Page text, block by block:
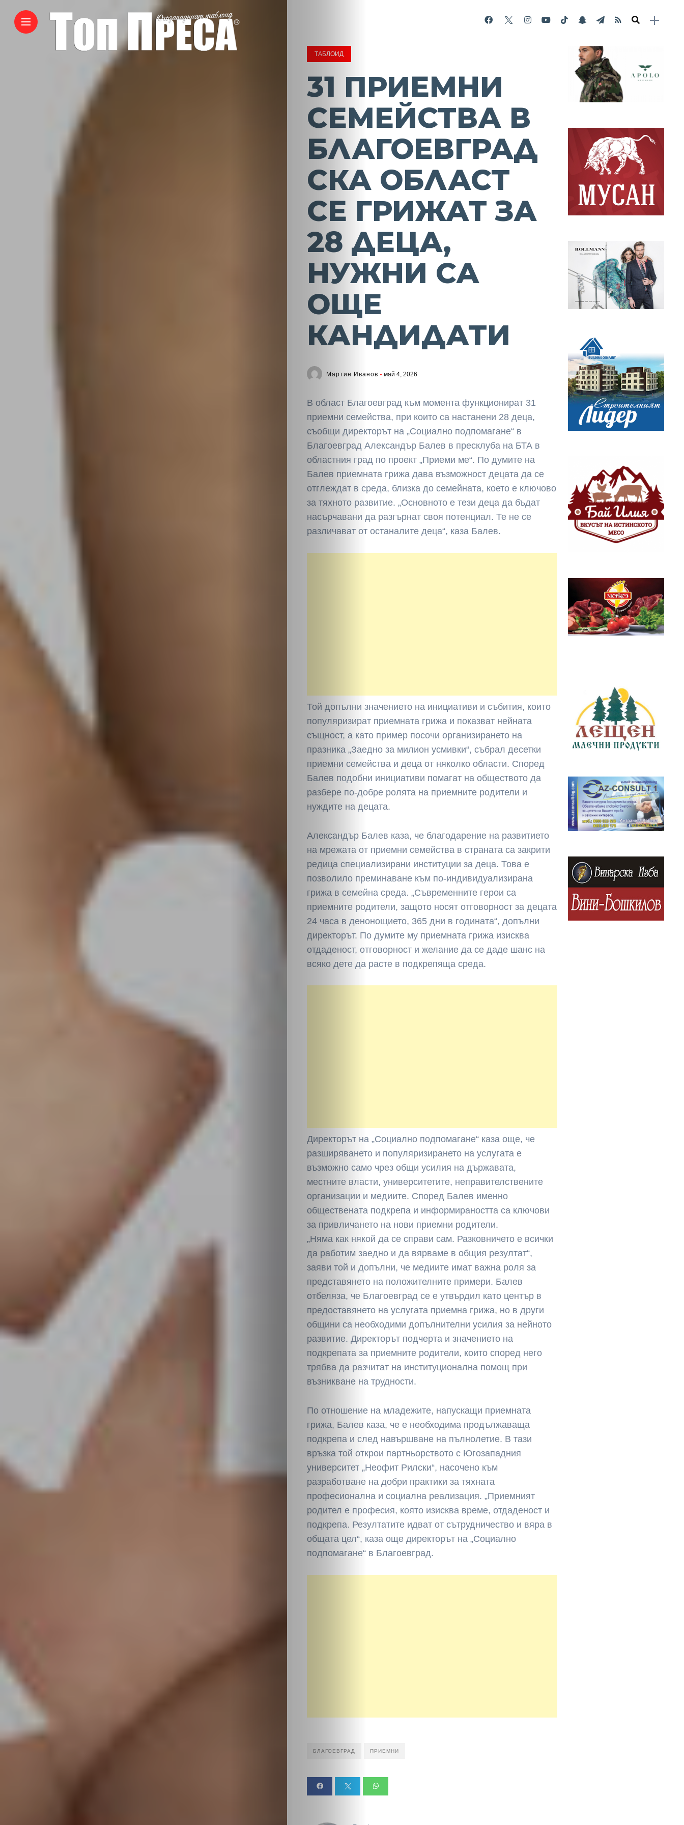
Култура
Светско
Крими
Малки
обяви
Таблоид
Новини
Search
ТАБЛОИД
31 ПРИЕМНИ
СЕМЕЙСТВА В
БЛАГОЕВГРАД
СКА ОБЛАСТ
СЕ ГРИЖАТ ЗА
28 ДЕЦА,
НУЖНИ СА
ОЩЕ
КАНДИДАТИ
Мартин Иванов май 4, 2026
В област Благоевград към момента функционират 31
приемни семейства, при които са настанени 28 деца,
съобщи директорът на „Социално подпомагане“ в
Благоевград Александър Балев в пресклуба на БТА в
областния град по проект „Приеми ме“. По думите на
Балев приемната грижа дава възможност децата да се
отглеждат в среда, близка до семейната, което е ключово
за тяхното развитие. „Основното е тези деца да бъдат
насърчавани да разгърнат своя потенциал. Те не се
различават от останалите деца“, каза Балев.
Той допълни значението на инициативи и събития, които
популяризират приемната грижа и показват нейната
същност, а като пример посочи организирането на
празника „Заедно за милион усмивки“, събрал десетки
приемни семейства и деца от няколко области. Според
Балев подобни инициативи помагат на обществото да
разбере по-добре ролята на приемните родители и
нуждите на децата.
Александър Балев каза, че благодарение на развитието
на мрежата от приемни семейства в страната са закрити
редица специализирани институции за деца. Това е
позволило преминаване към по-индивидуализирана
грижа в семейна среда. „Съвременните герои са
приемните родители, защото носят отговорност за децата
24 часа в денонощието, 365 дни в годината“, допълни
директорът. По думите му приемната грижа изисква
отдаденост, отговорност и желание да се даде шанс на
всяко дете да расте в подкрепяща среда.
Директорът на „Социално подпомагане“ каза още, че
разширяването и популяризирането на услугата е
възможно само чрез общи усилия на държавата,
местните власти, университетите, неправителствените
организации и медиите. Според Балев именно
обществената подкрепа и информираността са ключови
за привличането на нови приемни родители.
„Няма как някой да се справи сам. Разковничето е всички
да работим заедно и да вярваме в общия резултат“,
заяви той и допълни, че медиите имат важна роля за
представянето на положителните примери. Балев
отбеляза, че Благоевград се е утвърдил като център в
предоставянето на услугата приемна грижа, но в други
общини са необходими допълнителни усилия за нейното
развитие. Директорът подчерта и значението на
подкрепата за приемните родители, които според него
трябва да разчитат на институционална помощ при
възникване на трудности.
По отношение на младежите, напускащи приемната
грижа, Балев каза, че е необходима продължаваща
подкрепа и след навършване на пълнолетие. В тази
връзка той открои партньорството с Югозападния
университет „Неофит Рилски“, насочено към
разработване на добри практики за тяхната
професионална и социална реализация. „Приемният
родител е професия, която изисква време, отдаденост и
подкрепа. Резултатите идват от сътрудничество и вяра в
общата цел“, каза още директорът на „Социално
подпомагане“ в Благоевград.
БЛАГОЕВГРАД ПРИЕМНИ